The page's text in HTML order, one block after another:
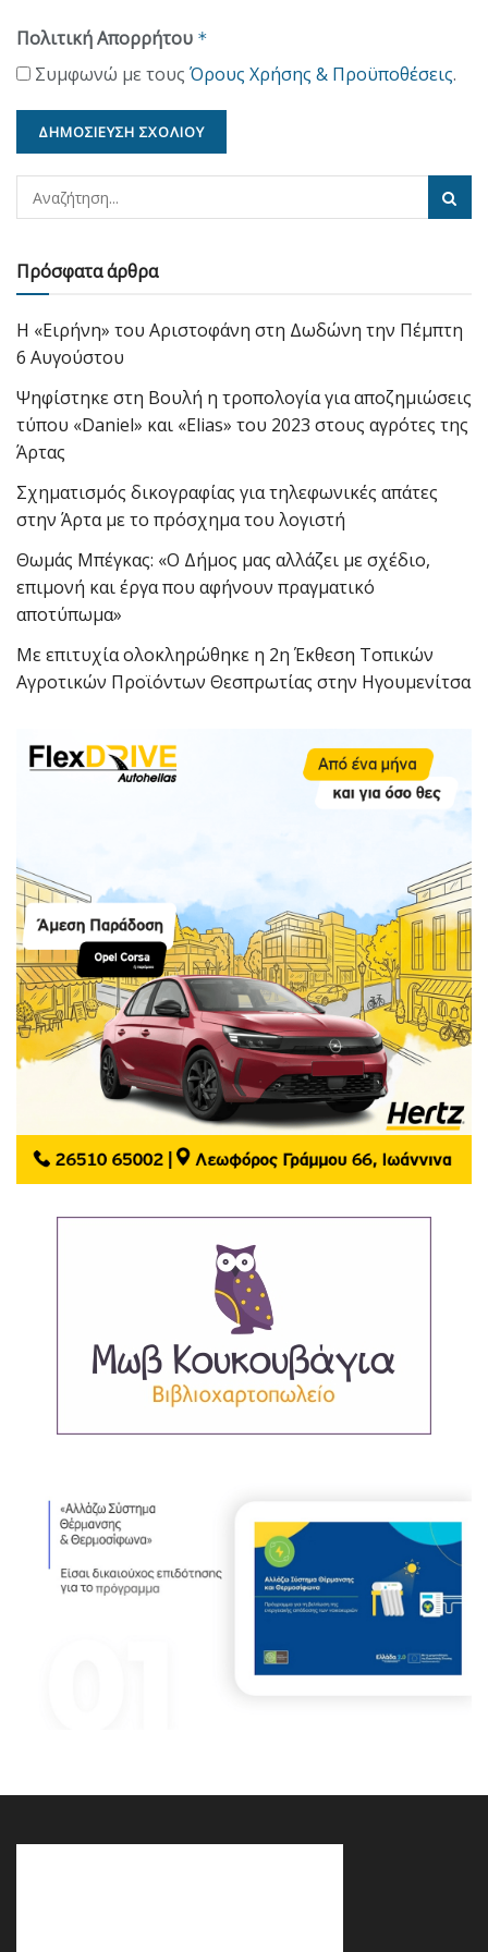
Πολιτική Απορρήτου *
Συμφωνώ με τους Όρους Χρήσης & Προϋποθέσεις.
Πρόσφατα άρθρα
Η «Ειρήνη» του Αριστοφάνη στη Δωδώνη την Πέμπτη
6 Αυγούστου
Ψηφίστηκε στη Βουλή η τροπολογία για αποζημιώσεις
τύπου «Daniel» και «Elias» του 2023 στους αγρότες της
Άρτας
Σχηματισμός δικογραφίας για τηλεφωνικές απάτες
στην Άρτα με το πρόσχημα του λογιστή
Θωμάς Μπέγκας: «Ο Δήμος μας αλλάζει με σχέδιο,
επιμονή και έργα που αφήνουν πραγματικό
αποτύπωμα»
Με επιτυχία ολοκληρώθηκε η 2η Έκθεση Τοπικών
Αγροτικών Προϊόντων Θεσπρωτίας στην Ηγουμενίτσα